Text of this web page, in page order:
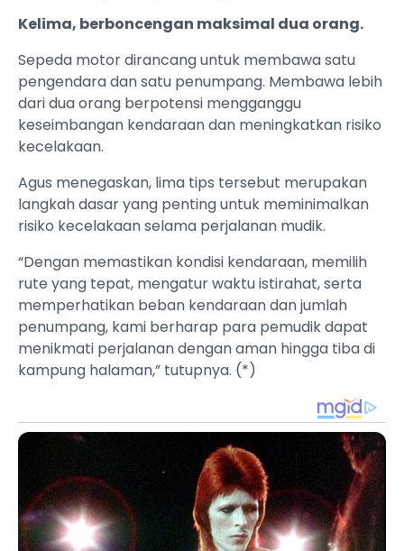
Kelima, berboncengan maksimal dua orang.
Sepeda motor dirancang untuk membawa satu
pengendara dan satu penumpang. Membawa lebih
dari dua orang berpotensi mengganggu
keseimbangan kendaraan dan meningkatkan risiko
kecelakaan.
Agus menegaskan, lima tips tersebut merupakan
langkah dasar yang penting untuk meminimalkan
risiko kecelakaan selama perjalanan mudik.
“Dengan memastikan kondisi kendaraan, memilih
rute yang tepat, mengatur waktu istirahat, serta
memperhatikan beban kendaraan dan jumlah
penumpang, kami berharap para pemudik dapat
menikmati perjalanan dengan aman hingga tiba di
kampung halaman,” tutupnya. (*)